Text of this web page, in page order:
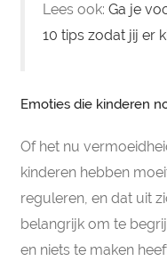
Lees ook: Ga je
10 tips zodat jij er
Emoties die kinderen
Of het nu
kinderen hebben
reguleren, en dat uit
belangrijk om te
en niets te maken